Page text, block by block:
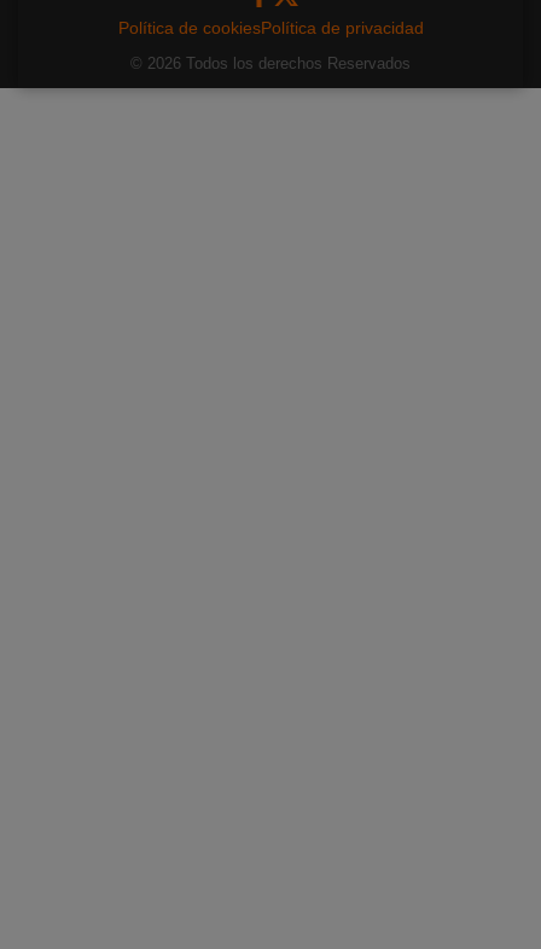
Política de cookiesPolítica de privacidad
© 2026 Todos los derechos Reservados